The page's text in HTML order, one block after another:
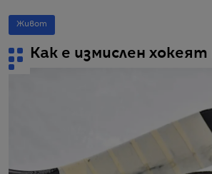
Живот
Как е измислен хокеят